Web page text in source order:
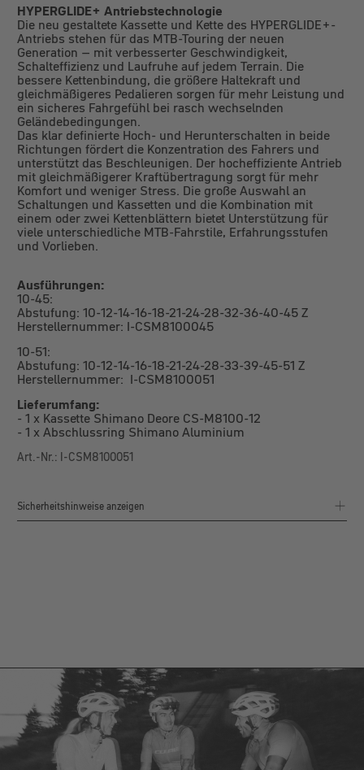
HYPERGLIDE+ Antriebstechnologie
Die neu gestaltete Kassette und Kette des HYPERGLIDE+-
Antriebs stehen für das MTB-Touring der neuen
Generation – mit verbesserter Geschwindigkeit,
Schalteffizienz und Laufruhe auf jedem Terrain. Die
bessere Kettenbindung, die größere Haltekraft und
gleichmäßigeres Pedalieren sorgen für mehr Leistung und
ein sicheres Fahrgefühl bei rasch wechselnden
Geländebedingungen.
Das klar definierte Hoch- und Herunterschalten in beide
Richtungen fördert die Konzentration des Fahrers und
unterstützt das Beschleunigen. Der hocheffiziente Antrieb
mit gleichmäßigerer Kraftübertragung sorgt für mehr
Komfort und weniger Stress. Die große Auswahl an
Schaltungen und Kassetten und die Kombination mit
einem oder zwei Kettenblättern bietet Unterstützung für
viele unterschiedliche MTB-Fahrstile, Erfahrungsstufen
und Vorlieben.
Ausführungen:
10-45:
Abstufung: 10-12-14-16-18-21-24-28-32-36-40-45 Z
Herstellernummer: I-CSM8100045
10-51:
Abstufung: 10-12-14-16-18-21-24-28-33-39-45-51 Z
Herstellernummer: I-CSM8100051
Lieferumfang:
- 1 x Kassette Shimano Deore CS-M8100-12
- 1 x Abschlussring Shimano Aluminium
Art.-Nr.: I-CSM8100051
Sicherheitshinweise anzeigen